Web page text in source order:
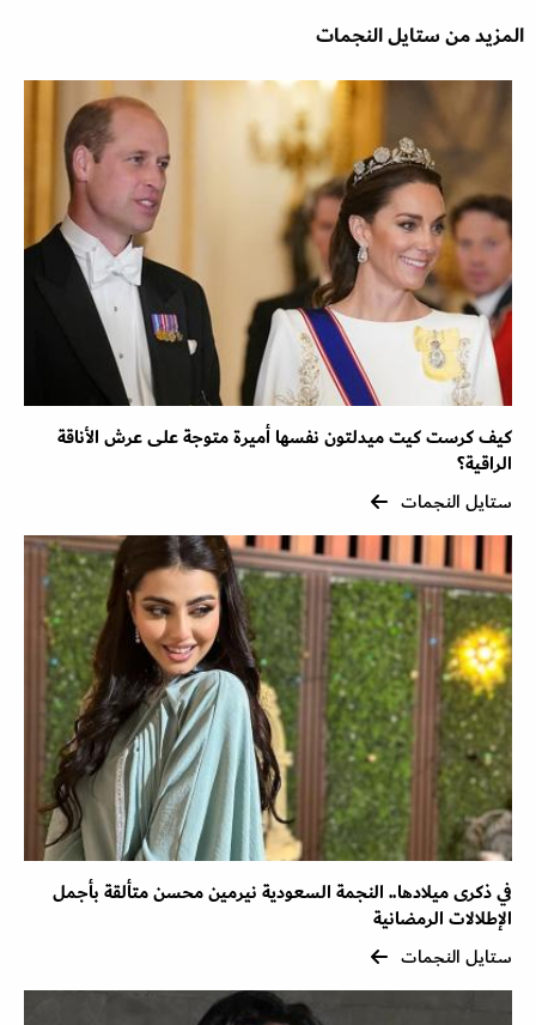
المزيد من ستايل النجمات
كيف كرست كيت ميدلتون نفسها أميرة متوجة على عرش الأناقة
الراقية؟
ستايل النجمات
في ذكرى ميلادها.. النجمة السعودية نيرمين محسن متألقة بأجمل
الإطلالات الرمضانية
ستايل النجمات